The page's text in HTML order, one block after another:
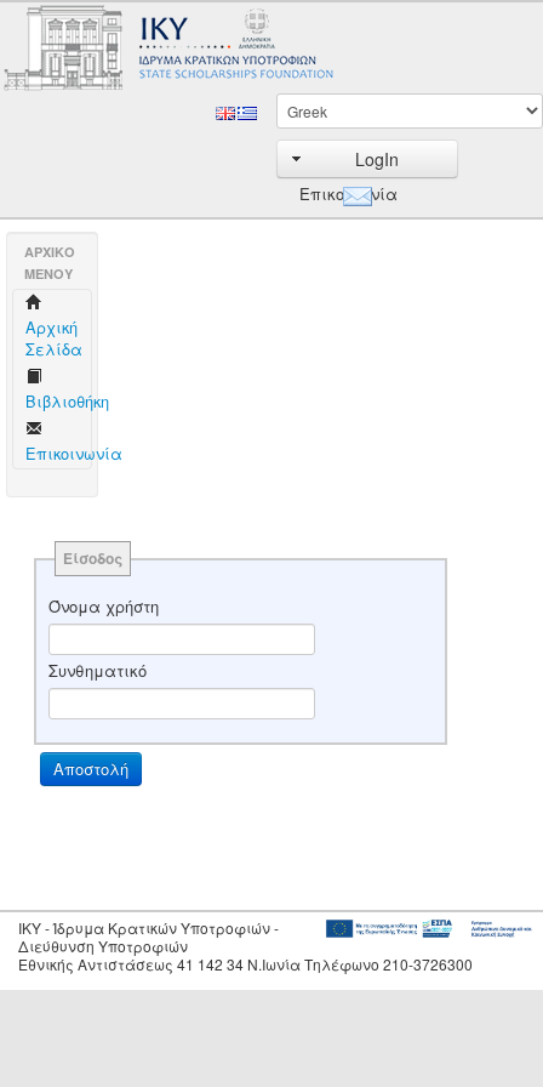
LogIn
Επικοινωνία
AΡΧΙΚΟ
ΜΕΝΟΥ
Aρχική
Σελίδα
Βιβλιοθήκη
Επικοινωνία
Είσοδος
Όνομα χρήστη
Συνθηματικό
IKY - Ίδρυμα Κρατικών Υποτροφιών -
Διεύθυνση Υποτροφιών
Εθνικής Αντιστάσεως 41 142 34 Ν.Ιωνία Τηλέφωνο 210-3726300